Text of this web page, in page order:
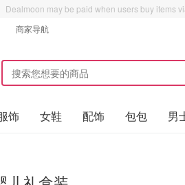
Dealmoon may be paid when users buy items
商家导航
饰 女鞋 配饰 包包 男